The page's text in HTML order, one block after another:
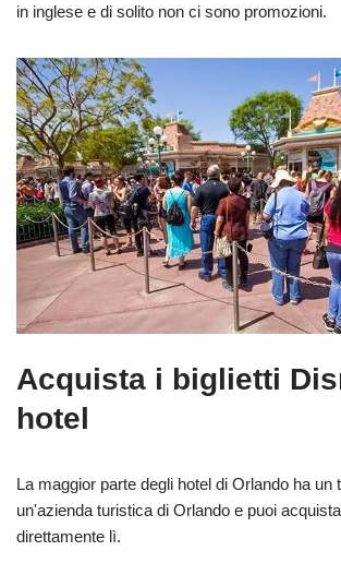
in inglese e di solito non ci sono promozioni.
Acquista i biglietti
hotel
La maggior parte degli hotel di Orlando ha un
un'azienda turistica di Orlando e puoi
direttamente lì.